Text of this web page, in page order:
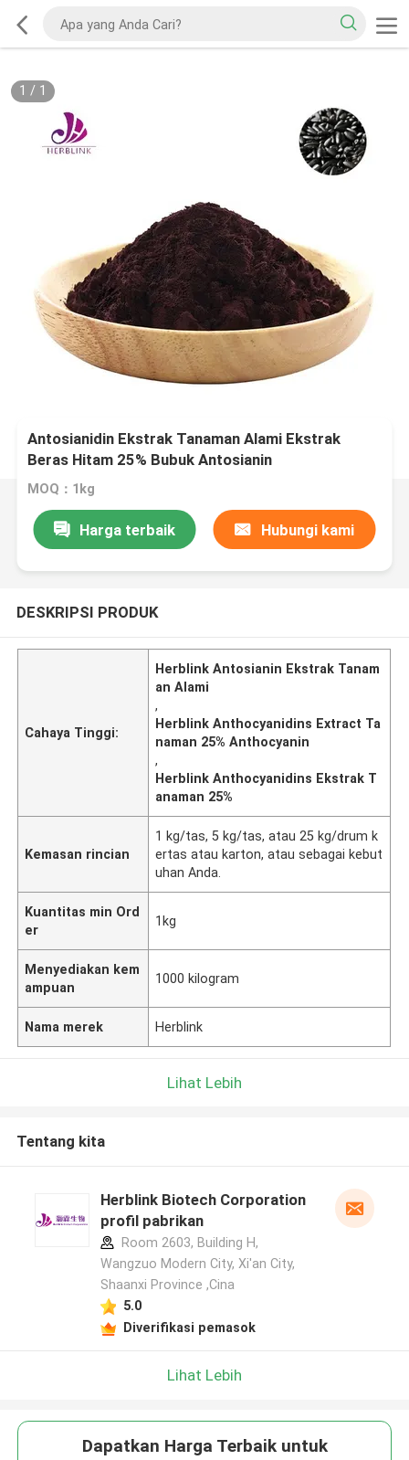
1 / 1
Antosianidin Ekstrak Tanaman Alami Ekstrak
Beras Hitam 25% Bubuk Antosianin
MOQ：1kg
Harga terbaik Hubungi kami
DESKRIPSI PRODUK
Cahaya Tinggi:
Herblink Antosianin Ekstrak Tanam
an Alami
,
Herblink Anthocyanidins Extract Ta
naman 25% Anthocyanin
,
Herblink Anthocyanidins Ekstrak T
anaman 25%
Kemasan rincian
1 kg/tas, 5 kg/tas, atau 25 kg/drum k
ertas atau karton, atau sebagai kebut
uhan Anda.
Kuantitas min Ord
er
1kg
Menyediakan kem
ampuan
1000 kilogram
Nama merek Herblink
Lihat Lebih
Tentang kita
Herblink Biotech Corporation
profil pabrikan
Room 2603, Building H,
Wangzuo Modern City, Xi'an City,
Shaanxi Province ,Cina
5.0
Diverifikasi pemasok
Lihat Lebih
Dapatkan Harga Terbaik untuk